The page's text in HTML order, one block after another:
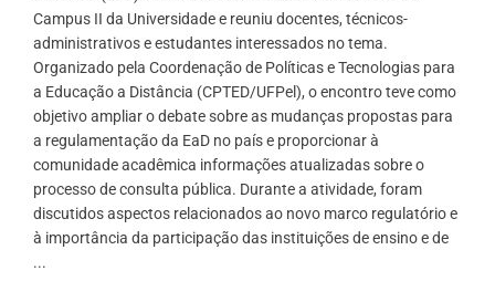
Campus II da Universidade e reuniu docentes, técnicos-
administrativos e estudantes interessados no tema.
Organizado pela Coordenação de Políticas e Tecnologias para
a Educação a Distância (CPTED/UFPel), o encontro teve como
objetivo ampliar o debate sobre as mudanças propostas para
a regulamentação da EaD no país e proporcionar à
comunidade acadêmica informações atualizadas sobre o
processo de consulta pública. Durante a atividade, foram
discutidos aspectos relacionados ao novo marco regulatório e
à importância da participação das instituições de ensino e de
...